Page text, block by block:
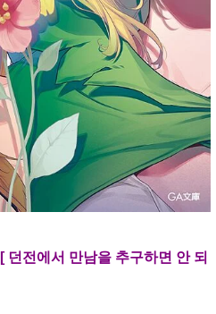
[ 던전에서 만남을 추구하면 안 되